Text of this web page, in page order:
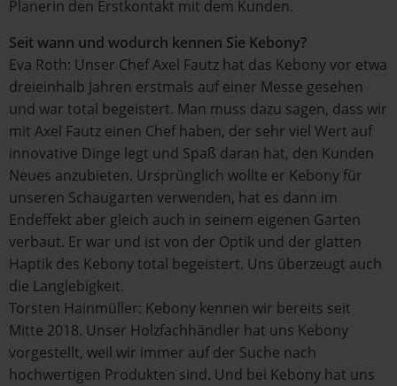
Planerin den Erstkontakt mit dem Kunden.
Seit wann und wodurch kennen Sie Kebony?
Eva Roth: Unser Chef Axel Fautz hat das Kebony vor etwa
dreieinhalb Jahren erstmals auf einer Messe gesehen
und war total begeistert. Man muss dazu sagen, dass wir
mit Axel Fautz einen Chef haben, der sehr viel Wert auf
innovative Dinge legt und Spaß daran hat, den Kunden
Neues anzubieten. Ursprünglich wollte er Kebony für
unseren Schaugarten verwenden, hat es dann im
Endeffekt aber gleich auch in seinem eigenen Garten
verbaut. Er war und ist von der Optik und der glatten
Haptik des Kebony total begeistert. Uns überzeugt auch
die Langlebigkeit.
Torsten Hainmüller: Kebony kennen wir bereits seit
Mitte 2018. Unser Holzfachhändler hat uns Kebony
vorgestellt, weil wir immer auf der Suche nach
hochwertigen Produkten sind. Und bei Kebony hat uns